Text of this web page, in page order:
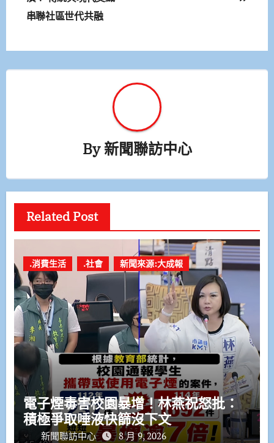
串聯社區世代共融
By新聞聯訪中心
Related Post
.消費生活 .社會 新聞來源:大成報
電子煙毒害校園暴增！林燕祝怒批：
積極爭取唾液快篩沒下文
新聞聯訪中心 8 月 9, 2026